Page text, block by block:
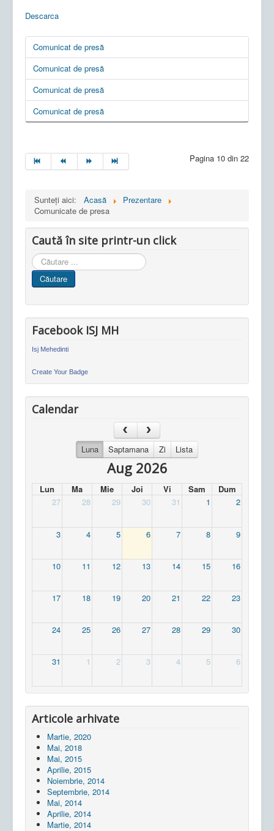
Descarca
Comunicat de presă
Comunicat de presă
Comunicat de presă
Comunicat de presă
Pagina 10 din 22
Sunteți aici: Acasă
Prezentare
Comunicate de presa
Caută în site printr-un click
Cauta
in
site
Căutare
Facebook ISJ MH
Isj Mehedinti
Create Your Badge
Calendar
Luna Saptamana Zi Lista
Aug 2026
Lun Ma Mie Joi Vi Sam
Dum
27
28 29 30 31 1 2
3 4 5 6 7 8 9
10 11 12 13 14 15 16
17 18 19 20 21 22 23
24 25 26 27 28 29 30
31 1 2 3 4 5 6
Articole arhivate
Martie, 2020
Mai, 2018
Mai, 2015
Aprilie, 2015
Noiembrie, 2014
Septembrie, 2014
Mai, 2014
Aprilie, 2014
Martie, 2014